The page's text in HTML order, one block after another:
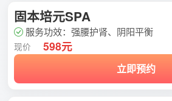
固本培元SPA
服务功效：强腰护肾、阴阳平衡
现价 598元
立即预约